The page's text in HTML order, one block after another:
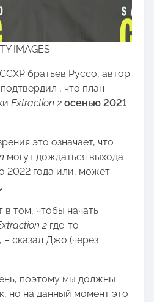
IMAGES
братьев Руссо, автор
, что план
Extraction 2 осенью 2021
это означает, что
могут дождаться выхода
2022 года или, может
том, чтобы начать
2 где-то
сказал Джо (через
поэтому мы должны
но на данный момент это